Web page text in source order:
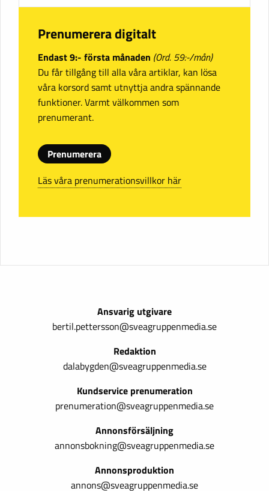
Prenumerera digitalt
Endast 9:- första månaden (Ord. 59:-/mån)
Du får tillgång till alla våra artiklar, kan lösa
våra korsord samt utnyttja andra spännande
funktioner. Varmt välkommen som
prenumerant.
Prenumerera
Läs våra prenumerationsvillkor här
Ansvarig utgivare
bertil.pettersson@sveagruppenmedia.se
Redaktion
dalabygden@sveagruppenmedia.se
Kundservice prenumeration
prenumeration@sveagruppenmedia.se
Annonsförsäljning
annonsbokning@sveagruppenmedia.se
Annonsproduktion
annons@sveagruppenmedia.se